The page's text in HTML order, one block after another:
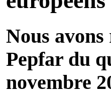
Nous
Pepfar du
novembre